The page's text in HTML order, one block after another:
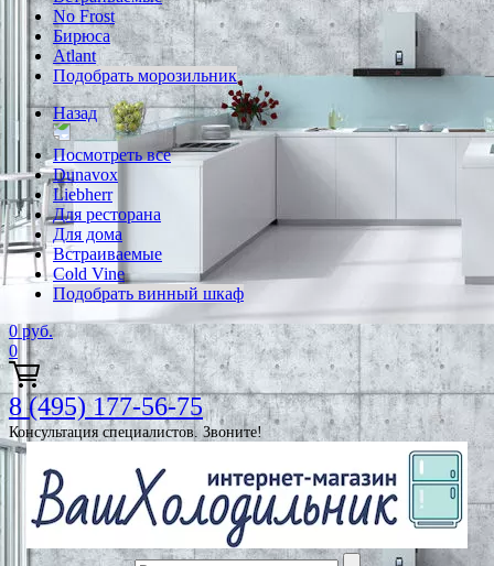
No Frost
Бирюса
Atlant
Подобрать морозильник
Назад
Посмотреть все
Dunavox
Liebherr
Для ресторана
Для дома
Встраиваемые
Cold Vine
Подобрать винный шкаф
0 руб.
0
8 (495) 177-56-75
Консультация специалистов. Звоните!